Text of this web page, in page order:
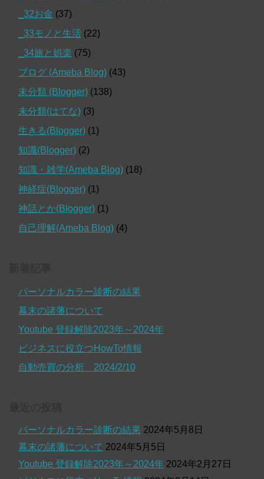
_32お金 (37)
_33モノと生活 (22)
_34旅と娯楽 (75)
ブログ (Ameba Blog) (43)
未分類 (Blogger) (138)
未分類(はてな) (3)
生きる(Blogger) (1)
知識(Blogger) (2)
知識・雑学(Ameba Blog) (18)
神経症(Blogger) (1)
神話とか(Blogger) (1)
自己理解(Ameba Blog) (4)
パーソナルカラー診断の結果
幕末の諸藩について
Youtube 登録解除2023年～2024年
ビジネスに役立つHowTo情報
自動売買の分析 2024/2/10
パーソナルカラー診断の結果 2024年5月8日
幕末の諸藩について 2024年5月5日
Youtube 登録解除2023年～2024年 2024年2月27日